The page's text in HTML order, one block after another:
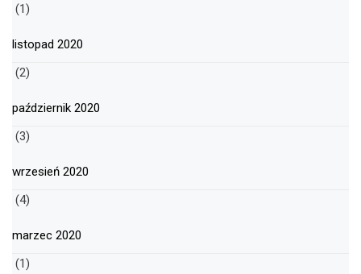
(1)
listopad 2020
(2)
październik 2020
(3)
wrzesień 2020
(4)
marzec 2020
(1)